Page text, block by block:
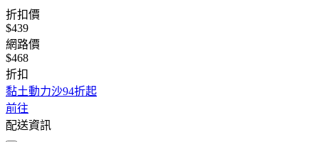
折扣價
$439
網路價
$468
折扣
黏土動力沙94折起
前往
配送資訊